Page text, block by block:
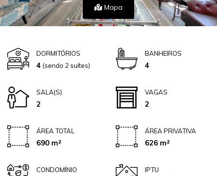
Mapa
DORMITÓRIOS
4 (sendo 2 suítes)
BANHEIROS
4
SALA(S)
2
VAGAS
2
ÁREA TOTAL
690 m²
ÁREA PRIVATIVA
626 m²
CONDOMÍNIO IPTU